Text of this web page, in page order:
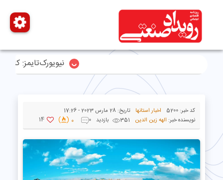
نیویورک‌تایمز:
کد خبر:5200 اخبار استانها تاریخ:28 مارس 2023 - 17:26
نویسنده خبر: الهه زین الدین 351 بازدید 0
0
14